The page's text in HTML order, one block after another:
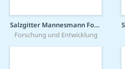
Salzgitter Mannesmann Forschung GmbH
Forschung und Entwicklung